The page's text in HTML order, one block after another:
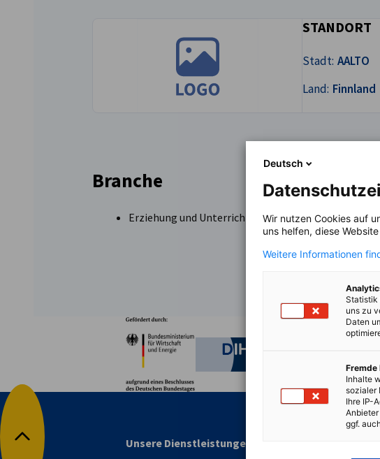
STANDORT
Stadt: AALTO
Land: Finnland
Branche
Erziehung und Unterricht
Bundesministerium für Wirtschaft und
Nach oben
Unsere Dienstleistungen
Deutsch
Wir nutzen Cookies auf
uns helfen, diese
Weitere Informationen
Statistik
uns zu
Daten
Fremde
Inhalte
sozialer
Ihre IP-
ggf.